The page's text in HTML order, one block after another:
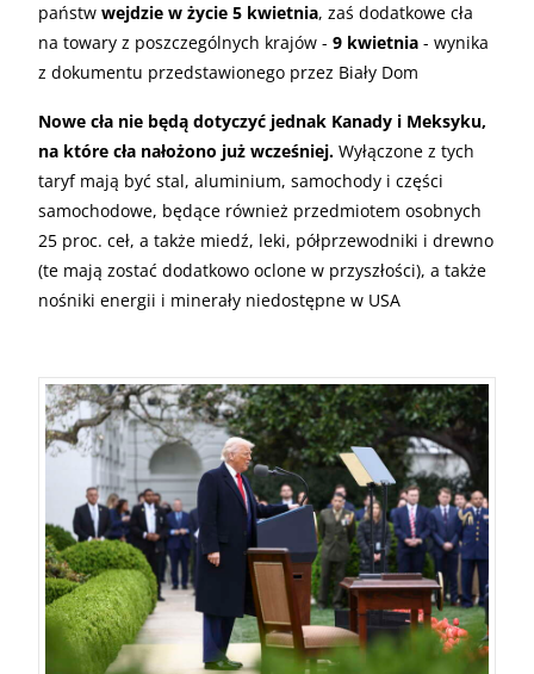
państw wejdzie w życie 5 kwietnia, zaś dodatkowe cła
na towary z poszczególnych krajów - 9 kwietnia - wynika
z dokumentu przedstawionego przez Biały Dom
Nowe cła nie będą dotyczyć jednak Kanady i Meksyku,
na które cła nałożono już wcześniej. Wyłączone z tych
taryf mają być stal, aluminium, samochody i części
samochodowe, będące również przedmiotem osobnych
25 proc. ceł, a także miedź, leki, półprzewodniki i drewno
(te mają zostać dodatkowo oclone w przyszłości), a także
nośniki energii i minerały niedostępne w USA